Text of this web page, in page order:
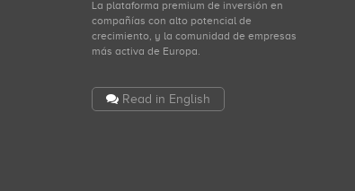
La plataforma premium de inversión en
compañías con alto potencial de
crecimiento, y la comunidad de empresas
más activa de Europa.
Read in English